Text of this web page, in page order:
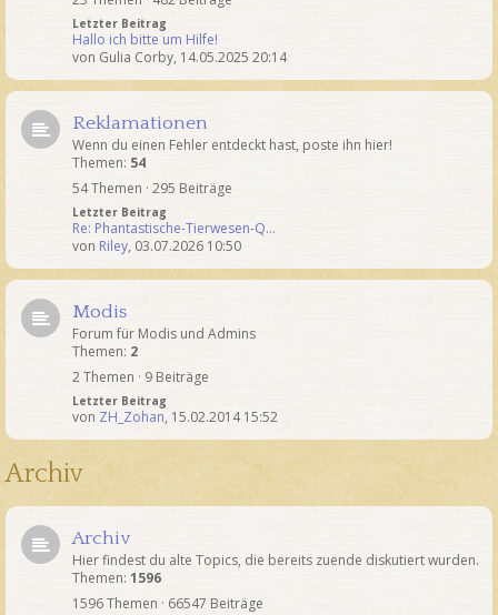
Letzter Beitrag
Hallo ich bitte um Hilfe!
von Gulia Corby, 14.05.2025 20:14
Reklamationen
Wenn du einen Fehler entdeckt hast, poste ihn hier!
Themen: 54
54 Themen · 295 Beiträge
Letzter Beitrag
Re: Phantastische-Tierwesen-Q…
von Riley, 03.07.2026 10:50
Modis
Forum für Modis und Admins
Themen: 2
2 Themen · 9 Beiträge
Letzter Beitrag
von ZH_Zohan, 15.02.2014 15:52
Archiv
Archiv
Hier findest du alte Topics, die bereits zuende diskutiert wurden.
Themen: 1596
1596 Themen · 66547 Beiträge